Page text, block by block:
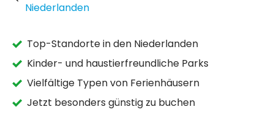
Niederlanden
Top-Standorte in den Niederlanden
Kinder- und haustierfreundliche Parks
Vielfältige Typen von Ferienhäusern
Jetzt besonders günstig zu buchen